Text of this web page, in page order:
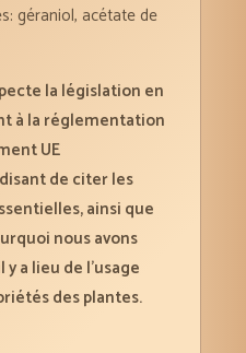
géraniol, acétate de
la législation en
à la réglementation
UE
de citer les
ainsi que
nous avons
a lieu de l’usage
des plantes.